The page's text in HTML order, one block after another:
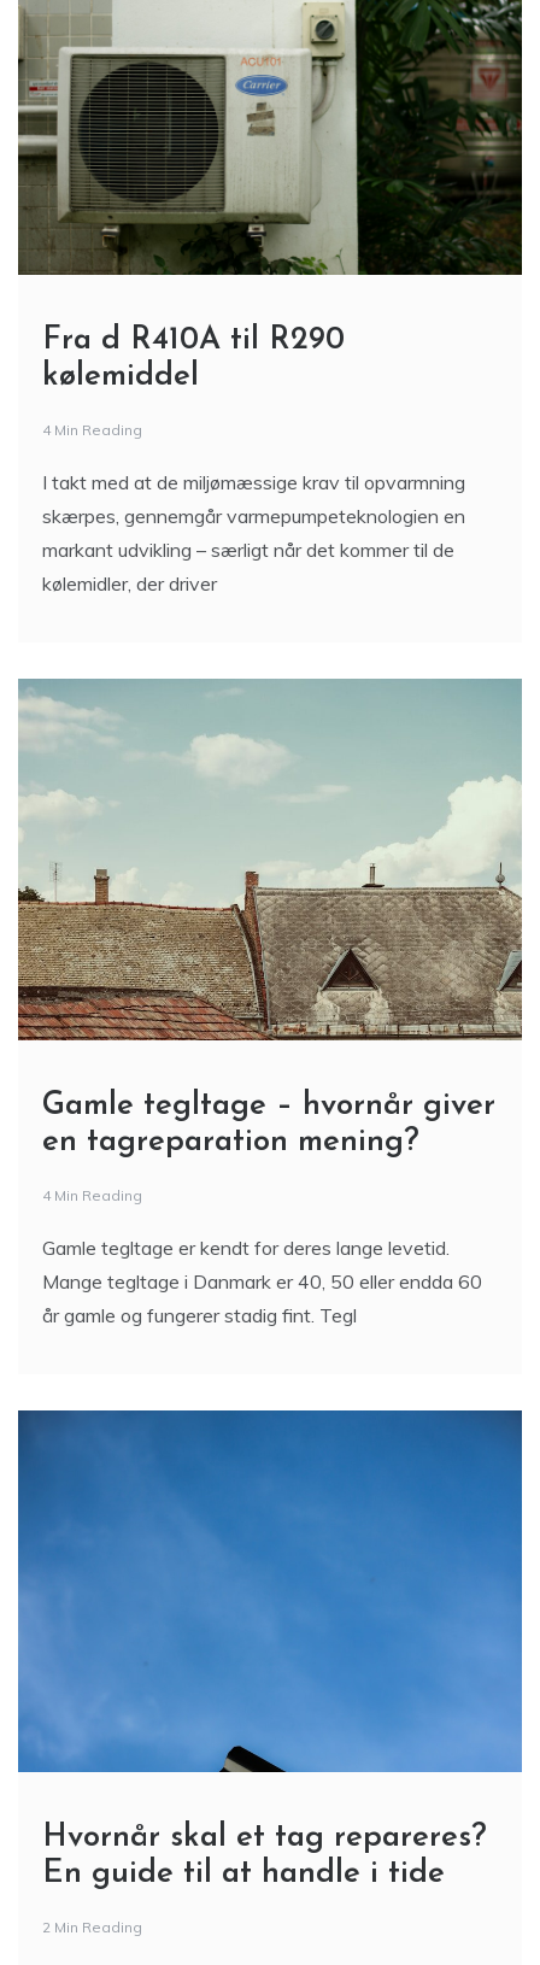
Fra d R410A til R290
kølemiddel
4 Min Reading
I takt med at de miljømæssige krav til opvarmning
skærpes, gennemgår varmepumpeteknologien en
markant udvikling – særligt når det kommer til de
kølemidler, der driver
Gamle tegltage – hvornår giver
en tagreparation mening?
4 Min Reading
Gamle tegltage er kendt for deres lange levetid.
Mange tegltage i Danmark er 40, 50 eller endda 60
år gamle og fungerer stadig fint. Tegl
Hvornår skal et tag repareres?
En guide til at handle i tide
2 Min Reading